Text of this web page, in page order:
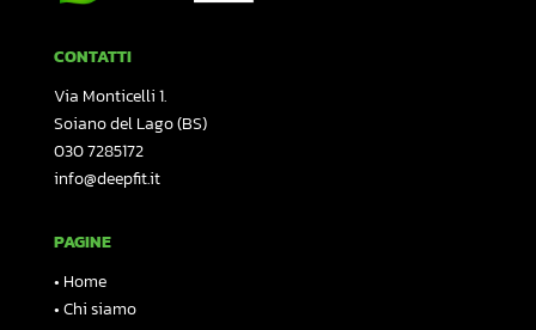
CONTATTI
Via Monticelli 1.
Soiano del Lago (BS)
030 7285172
info@deepfit.it
PAGINE
• Home
•Chi siamo